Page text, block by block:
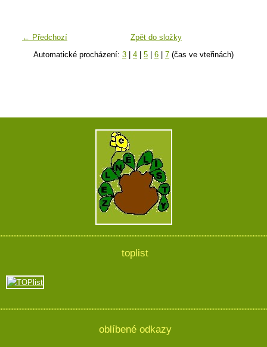
← Předchozí
Zpět do složky
Automatické procházení: 3 | 4 | 5 | 6 | 7 (čas ve vteřinách)
toplist
oblíbené odkazy